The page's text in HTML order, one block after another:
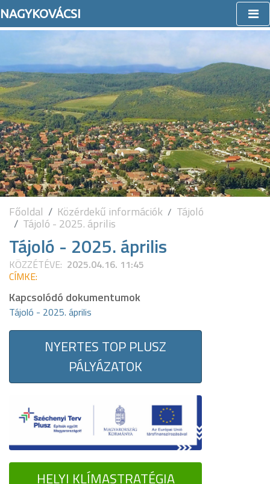
NAGYKOVÁCSI
Főoldal Közérdekű információk Tájoló
Tájoló - 2025. április
Tájoló - 2025. április
KÖZZÉTÉVE: 2025.04.16. 11:45
CÍMKE:
Kapcsolódó dokumentumok
Tájoló - 2025. április
NYERTES TOP PLUSZ
PÁLYÁZATOK
HELYI KLÍMASTRATÉGIA